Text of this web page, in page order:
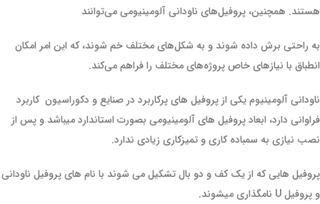
هستند. همچنین، پروفیل‌های ناودانی آلومینیومی می‌توانند
به راحتی برش داده شوند و به شکل‌های مختلف خم شوند، که این امر امکان
انطباق با نیازهای خاص پروژه‌های مختلف را فراهم می‌کند.
ناودانی آلومینیوم یکی از پروفیل های پرکاربرد در صنایع و دکوراسیون کاربرد
فراوانی دارد، ابعاد پروفیل های آلومینیومی بصورت استاندارد میباشد و پس از
نصب نیازی به سمباده کاری و تمیزکاری زیادی ندارد.
پروفیل هایی که از یک کف و دو بال تشکیل می شوند با نام های پروفیل ناودانی
و پروفیل U نامگذاری میشوند.